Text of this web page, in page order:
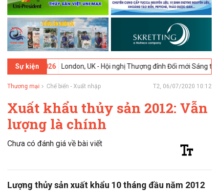
Sự kiện
2026 London, UK - Hội nghị Thượng đỉnh Đổi mới Sáng tạo trong
Thương mại Chế biến - Xuất nhập T2, 06/07/2020 10:12
Xuất khẩu thủy sản 2012: Vẫn
lượng là chính
Chưa có đánh giá về bài viết
Lượng thủy sản xuất khẩu 10 tháng đầu năm 2012